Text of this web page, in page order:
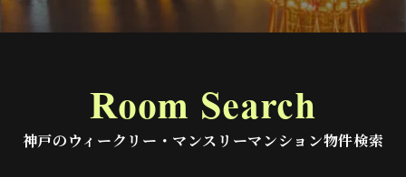
Room Search
神戸のウィークリー・マンスリーマンション物件検索